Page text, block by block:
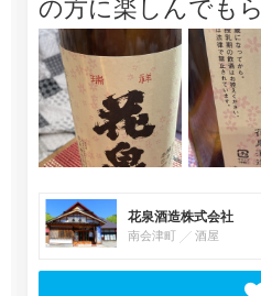
の方に楽しんでも
花泉酒造株式会社
南会津町 酒屋